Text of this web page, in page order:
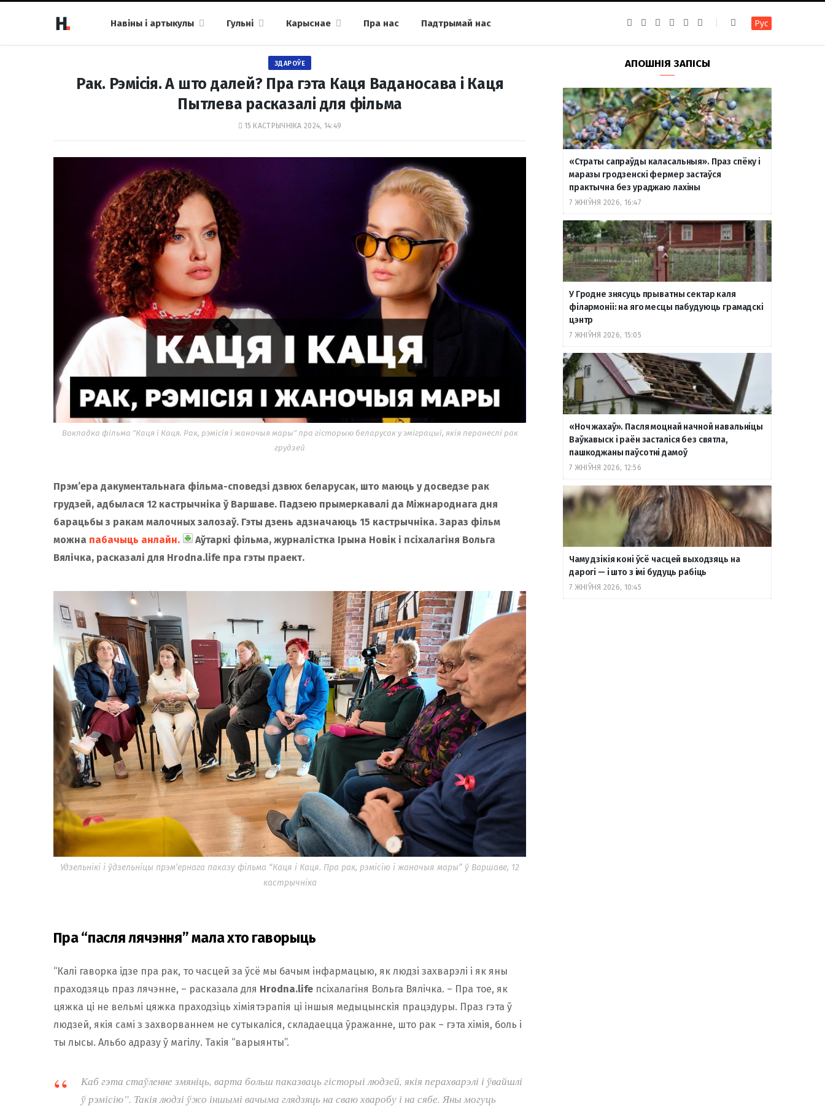
Навіны і артыкулы Гульні Карыснае Пра нас Падтрымай нас
b
o
k
a
g
a
m
g
r
a
m
u
b
т
а
т
е
Рус
ЗДАРОЎЕ
Рак. Рэмісія. А што далей? Пра гэта Каця Ваданосава і Каця
Пытлева расказалі для фільма
15 КАСТРЫЧНІКА 2024, 14:49
Вокладка фільма "Каця і Каця. Рак, рэмісія і жаночыя мары" пра гісторыю беларусак у эміграцыі, якія перанеслі рак
грудзей
Прэм’ера дакументальнага фільма-споведзі дзвюх беларусак, што маюць у досведзе рак
грудзей, адбылася 12 кастрычніка ў Варшаве. Падзею прымеркавалі да Міжнароднага дня
барацьбы з ракам малочных залозаў. Гэты дзень адзначаюць 15 кастрычніка. Зараз фільм
можна пабачыць анлайн.
Аўтаркі фільма, журналістка Ірына Новік і псіхалагіня Вольга
Вялічка, расказалі для Hrodna.life пра гэты праект.
Удзельнікі і ўдзельніцы прэм’ернага паказу фільма “Каця і Каця. Пра рак, рэмісію і жаночыя мары” ў Варшаве, 12
кастрычніка
Пра “пасля лячэння” мала хто гаворыць
“Калі гаворка ідзе пра рак, то часцей за ўсё мы бачым інфармацыю, як людзі захварэлі і як яны
праходзяць праз лячэнне, – расказала для Hrodna.life псіхалагіня Вольга Вялічка. – Пра тое, як
цяжка ці не вельмі цяжка праходзіць хіміятэрапія ці іншыя медыцынскія працэдуры. Праз гэта ў
людзей, якія самі з захворваннем не сутыкаліся, складаецца ўражанне, што рак – гэта хімія, боль і
ты лысы. Альбо адразу ў магілу. Такія “варыянты”.
Каб гэта стаўленне змяніць, варта больш паказваць гісторыі людзей, якія перахварэлі і ўвайшлі
ў рэмісію”. Такія людзі ўжо іншымі вачыма глядзяць на сваю хваробу і на сябе. Яны могуць
АПОШНІЯ ЗАПІСЫ
«Страты сапраўды каласальныя». Праз спёку і
маразы гродзенскі фермер застаўся
практычна без ураджаю лахіны
7 ЖНІЎНЯ 2026, 16:47
У Гродне знясуць прыватны сектар каля
філармоніі: на яго месцы пабудуюць грамадскі
цэнтр
7 ЖНІЎНЯ 2026, 15:05
«Ноч жахаў». Пасля моцнай начной навальніцы
Ваўкавыск і раён засталіся без святла,
пашкоджаны паўсотні дамоў
7 ЖНІЎНЯ 2026, 12:56
Чаму дзікія коні ўсё часцей выходзяць на
дарогі — і што з імі будуць рабіць
7 ЖНІЎНЯ 2026, 10:45